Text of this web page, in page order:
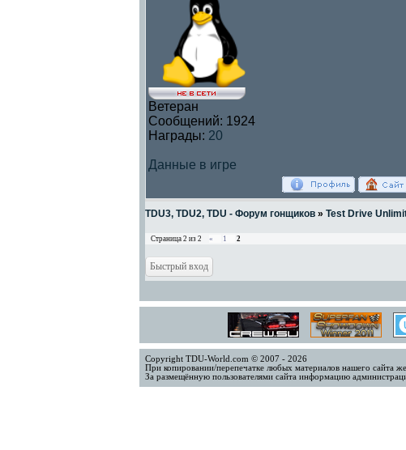
Ветеран
Сообщений: 1924
Награды: 20
Данные в игре
TDU3, TDU2, TDU - Форум гонщиков » Test Drive
Страница 2 из 2 « 1 2
Copyright TDU-World.com © 2007 - 2026
При копировании/перепечатке любых материалов нашего сайта
За размещённую пользователями сайта информацию